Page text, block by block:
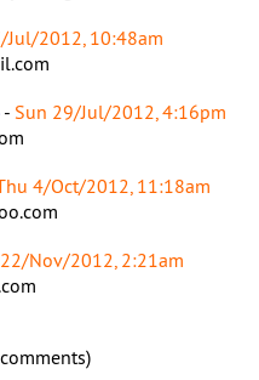
Jul/2012, 10:48am
- Sun 29/Jul/2012, 4:16pm
4/Oct/2012, 11:18am
Nov/2012, 2:21am